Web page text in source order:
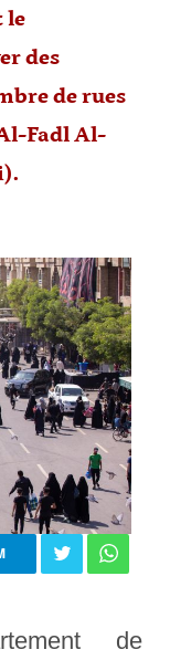
le
des
de rues
Fadl Al-
de